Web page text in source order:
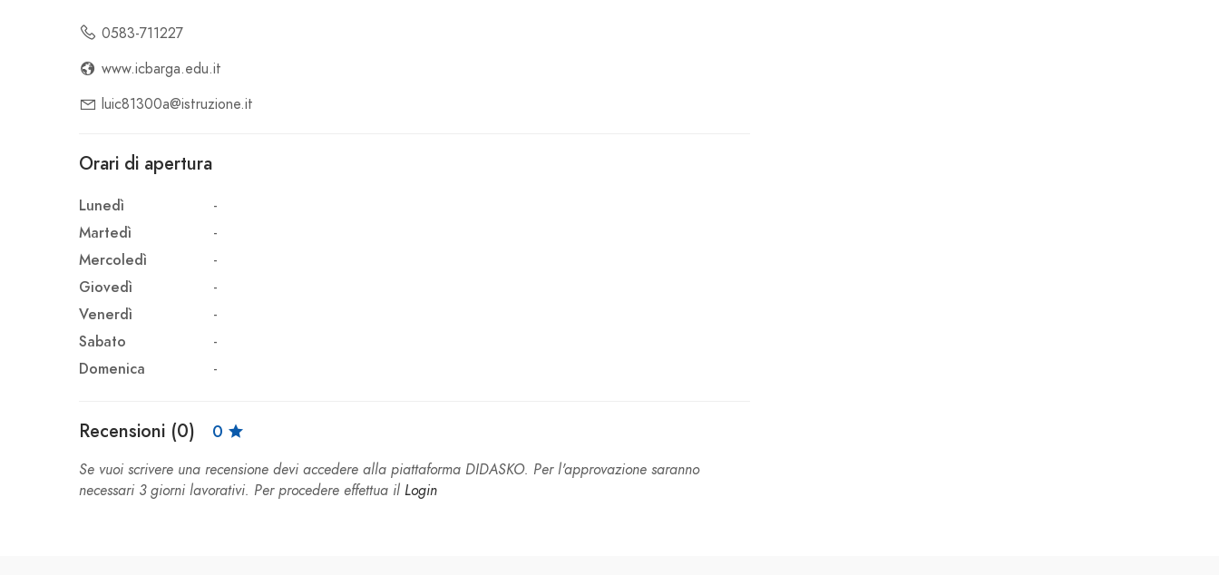
0583-711227
www.icbarga.edu.it
luic81300a@istruzione.it
Orari di apertura
Lunedì
-
Martedì
-
Mercoledì
-
Giovedì
-
Venerdì
-
Sabato
-
Domenica
-
Recensioni (0) 0
Se vuoi scrivere una recensione devi accedere alla piattaforma DIDASKO. Per l'approvazione saranno
necessari 3 giorni lavorativi. Per procedere effettua il Login